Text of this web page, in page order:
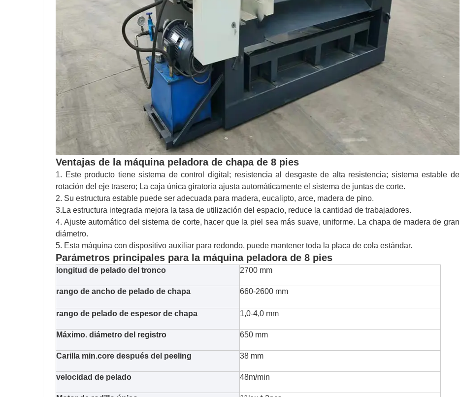
Ventajas de la máquina peladora de chapa de 8 pies
1. Este producto tiene sistema de control digital; resistencia al desgaste de alta resistencia; sistema estable de
rotación del eje trasero; La caja única giratoria ajusta automáticamente el sistema de juntas de corte.
2. Su estructura estable puede ser adecuada para madera, eucalipto, arce, madera de pino.
3.La estructura integrada mejora la tasa de utilización del espacio, reduce la cantidad de trabajadores.
4. Ajuste automático del sistema de corte, hacer que la piel sea más suave, uniforme. La chapa de madera de gran
diámetro.
5. Esta máquina con dispositivo auxiliar para redondo, puede mantener toda la placa de cola estándar.
Parámetros principales para la máquina peladora de 8 pies
longitud de pelado del tronco 2700 mm
rango de ancho de pelado de chapa 660-2600 mm
rango de pelado de espesor de chapa 1,0-4,0 mm
Máximo. diámetro del registro 650 mm
Carilla min.core después del peeling 38 mm
velocidad de pelado 48m/min